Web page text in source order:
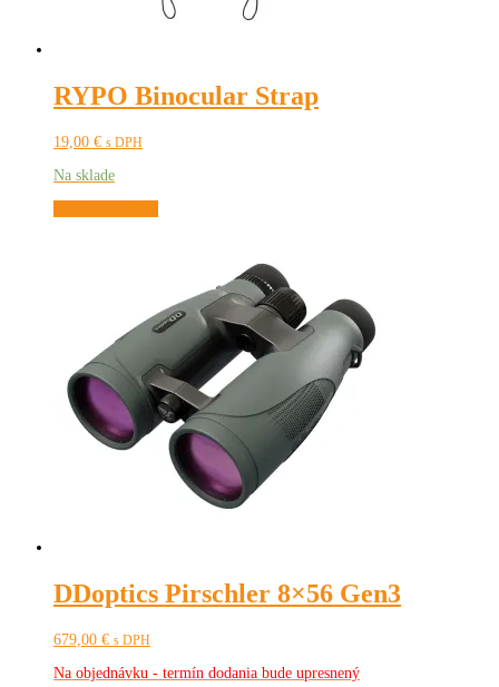
RYPO Binocular Strap
19,00 € s DPH
Na sklade
DDoptics Pirschler 8×56 Gen3
679,00 € s DPH
Na objednávku - termín dodania bude upresnený